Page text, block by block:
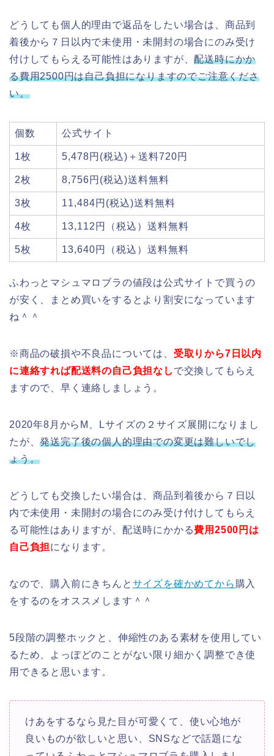
どうしても個人的理由で返品をしたい場合は、商品到
着後から７日以内で未使用・未開封の場合にのみ受け
付けしてもらえる可能性はありますが、配送時にかか
る費用2500円は自己負担になりますのでご注意くださ
い。
個数 公式サイト
1枚 5,478円(税込)＋送料720円
2枚 8,756円(税込)送料無料
3枚 11,484円(税込)送料無料
4枚 13,112円（税込）送料無料
5枚 13,640円（税込）送料無料
ふわっとマシュマロブラの値段は公式サイトで買うの
が安く、まとめ買いをするとより割安になっています
ね＾＾
※商品の破損や不良品については、 受取りから7日以内
に連絡すれば配送料の自己負担なし で交換してもらえ
ますので、早く連絡しましょう。
2020年8月からM、Lサイズの２サイズ展開になりまし
たが、発送完了後の個人的理由での変更は難しいでし
ょう。
どうしても交換したい場合は、商品到着後から７日以
内で未使用・未開封の場合にのみ受け付けしてもらえ
る可能性はありますが、 配送時にかかる費用2500円は
自己負担になります。
なので、購入前にきちんと サイズを確かめてから 購入
をするのをオススメします＾＾
5段階の調整ホックと、伸縮性のある素材を使用してい
るため、よっぽどのことがない限り細かく調整でき使
用できると思います。
けあをするなら見た目が可愛くて、使い心地が
良いものが欲しいと思い、SNSなどで話題にな